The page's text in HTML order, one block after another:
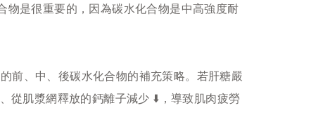
物是很重要的，因為碳水化合物是中高強度耐
前、中、後碳水化合物的補充策略。若肝糖嚴
從肌漿網釋放的鈣離子減少 ⬇️，導致肌肉疲勞